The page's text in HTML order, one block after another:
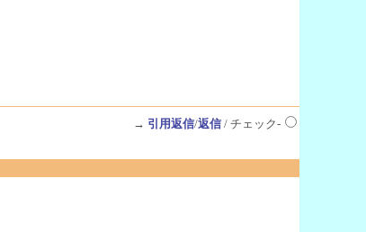
→ 引用返信/返信/ チェック-